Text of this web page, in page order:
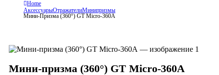
Home
АксессуарыОтражателиМинипризмы
Мини-Призма (360°) GT Micro-360A
Мини-призма (360°) GT Micro-360A